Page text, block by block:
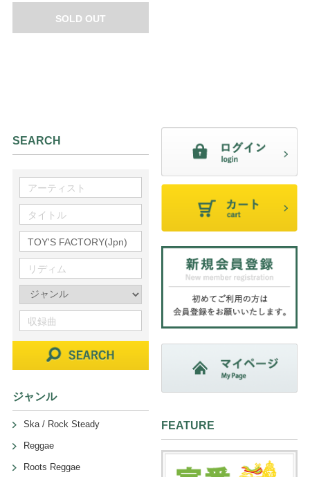
SOLD OUT
SEARCH
ジャンル
Ska / Rock Steady
Reggae
Roots Reggae
FEATURE